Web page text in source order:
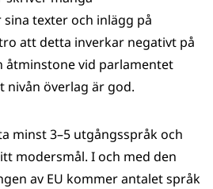
texter och inlägg på
att detta inverkar negativt på
åtminstone vid parlamentet
nivån överlag är god.
minst 3­–5 utgångsspråk och
modersmål. I och med den
av EU kommer antalet språk